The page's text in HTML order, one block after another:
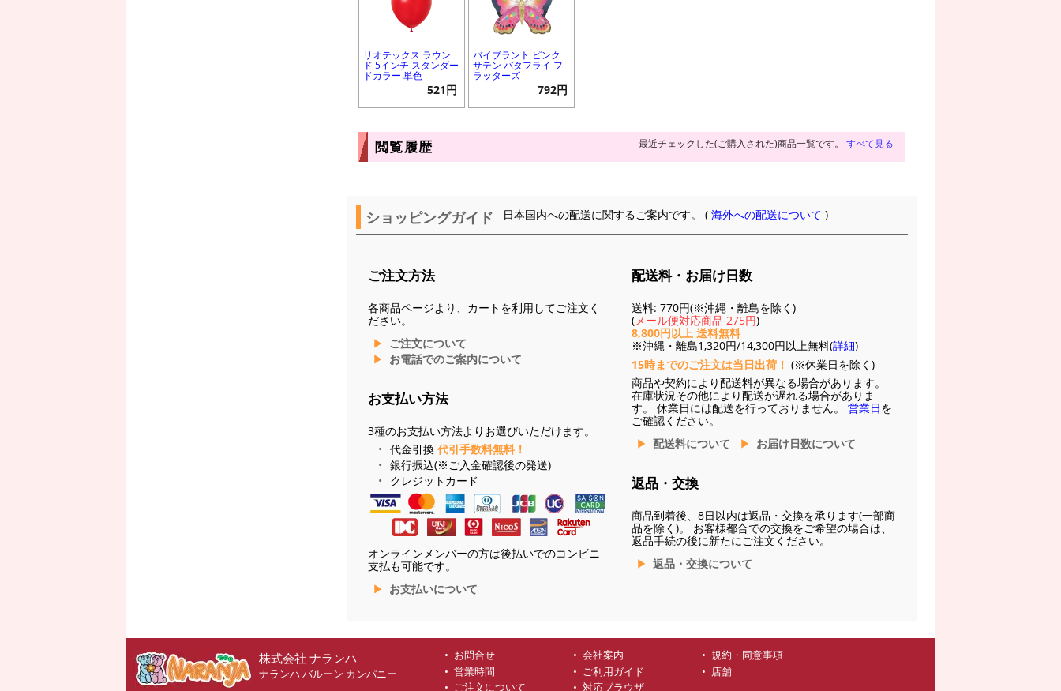
リオテックス ラウン
ド 5インチ スタンダー
ドカラー 単色
521円
バイブラント ピンク
サテン バタフライ フ
ラッターズ
792円
閲覧履歴 最近チェックした(ご購入された)商品一覧です。 すべて見る
ショッピングガイド 日本国内への配送に関するご案内です。 (海外への配送について )
ご注文方法
各商品ページより、カートを利用してご注文く
ださい。
ご注文について
お電話でのご案内について
お支払い方法
3種のお支払い方法よりお選びいただけます。
代金引換 代引手数料無料！
銀行振込(※ご入金確認後の発送)
クレジットカード
オンラインメンバーの方は後払いでのコンビニ
支払も可能です。
お支払いについて
配送料・お届け日数
送料: 770円(※沖縄・離島を除く)
(メール便対応商品 275円)
8,800円以上 送料無料
※沖縄・離島1,320円/14,300円以上無料(詳細)
15時までのご注文は当日出荷！ (※休業日を除く)
商品や契約により配送料が異なる場合があります。
在庫状況その他により配送が遅れる場合がありま
す。 休業日には配送を行っておりません。 営業日を
ご確認ください。
配送料について
お届け日数について
返品・交換
商品到着後、8日以内は返品・交換を承ります(一部商
品を除く)。 お客様都合での交換をご希望の場合は、
返品手続の後に新たにご注文ください。
返品・交換について
株式会社 ナランハ
ナランハ バルーン カンパニー
お問合せ 会社案内
規約・同意事項
営業時間
ご利用ガイド
店舗
ご注文について
対応ブラウザ